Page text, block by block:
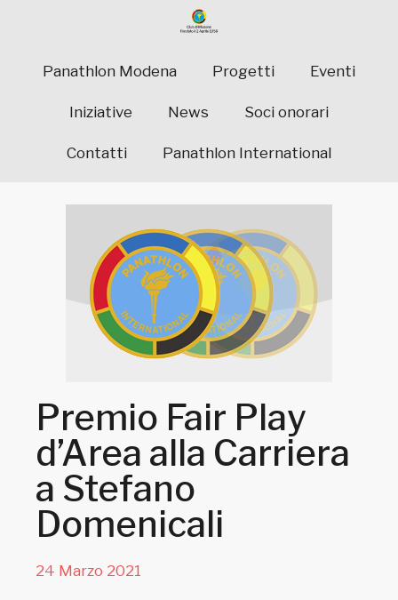
Panathlon Modena Progetti Eventi
Iniziative News Soci onorari
Contatti Panathlon International
Premio Fair Play
d’Area alla Carriera
a Stefano
Domenicali
24 Marzo 2021